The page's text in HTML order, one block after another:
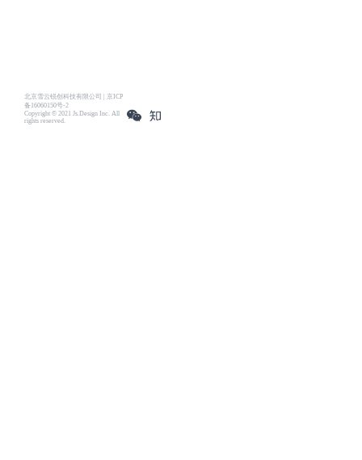
北京雪云锐创科技有限公司 | 京ICP
备16060150号-2
Copyright © 2021 Js.Design Inc. All
rights reserved.